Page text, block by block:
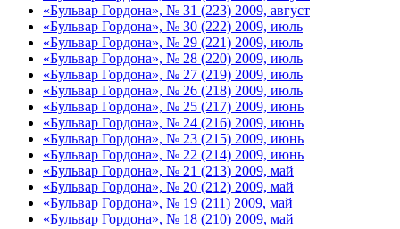
«Бульвар Гордона», № 31 (223) 2009, август
«Бульвар Гордона», № 30 (222) 2009, июль
«Бульвар Гордона», № 29 (221) 2009, июль
«Бульвар Гордона», № 28 (220) 2009, июль
«Бульвар Гордона», № 27 (219) 2009, июль
«Бульвар Гордона», № 26 (218) 2009, июль
«Бульвар Гордона», № 25 (217) 2009, июнь
«Бульвар Гордона», № 24 (216) 2009, июнь
«Бульвар Гордона», № 23 (215) 2009, июнь
«Бульвар Гордона», № 22 (214) 2009, июнь
«Бульвар Гордона», № 21 (213) 2009, май
«Бульвар Гордона», № 20 (212) 2009, май
«Бульвар Гордона», № 19 (211) 2009, май
«Бульвар Гордона», № 18 (210) 2009, май